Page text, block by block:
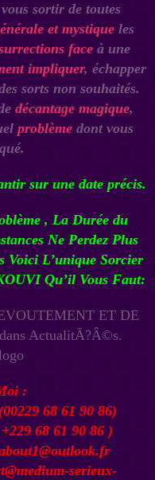
sortir de toutes
et mystique les
faceà une
impliquer, échapper
sorts non souhaités.
décantage magique,
problème dont vous
sur une date précis.
, La Durée du
Ne Perdez Plus
Voici L’unique Sorcier
Qu’il Vous Faut:
:
68 61 90 86)
68 61 90 86 )
serieux-